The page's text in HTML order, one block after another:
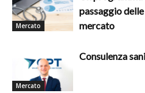
Mercato
passaggio
mercato
Mercato
Consulenza